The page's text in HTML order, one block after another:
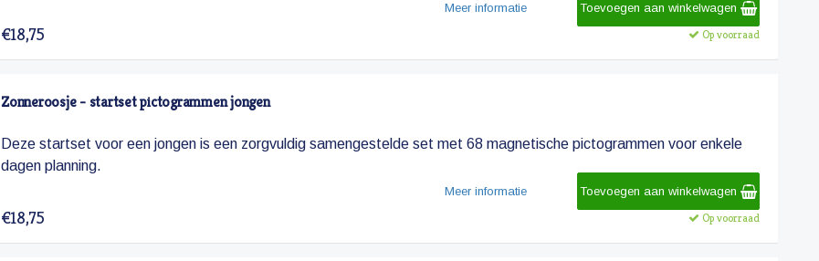
€18,75 Op voorraad
Toevoegen aan winkelwagen
Meer informatie
Zonneroosje - startset pictogrammen jongen
Deze startset voor een jongen is een zorgvuldig samengestelde set met 68 magnetische pictogrammen voor enkele
dagen planning.
€18,75 Op voorraad
Toevoegen aan winkelwagen
Meer informatie